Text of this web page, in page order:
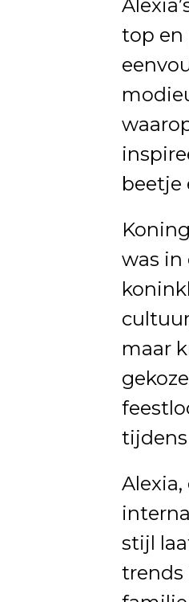
top en
beetje
was in
maar
stijl
trends